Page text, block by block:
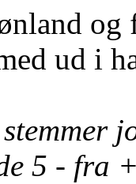
og
ud i
5 - fra